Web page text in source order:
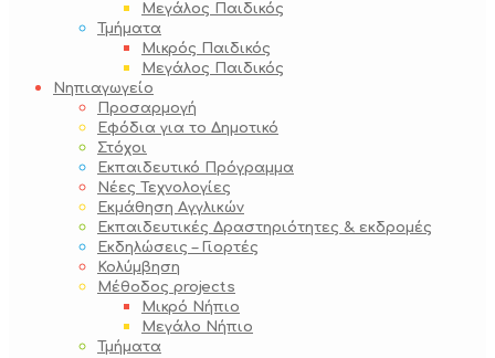
Μεγάλος Παιδικός
Τμήματα
Μικρός Παιδικός
Μεγάλος Παιδικός
Νηπιαγωγείο
Προσαρμογή
Εφόδια για το Δημοτικό
Στόχοι
Εκπαιδευτικό Πρόγραμμα
Νέες Τεχνολογίες
Εκμάθηση Αγγλικών
Εκπαιδευτικές Δραστηριότητες & εκδρομές
Εκδηλώσεις – Γιορτές
Κολύμβηση
Μέθοδος projects
Μικρό Νήπιο
Μεγάλο Νήπιο
Τμήματα